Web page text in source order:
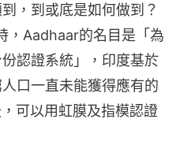
，到或底是如何做到？
，Aadhaar的名目是「為
認證系統」，印度基於
口一直未能獲得應有的
可以用虹膜及指模認證